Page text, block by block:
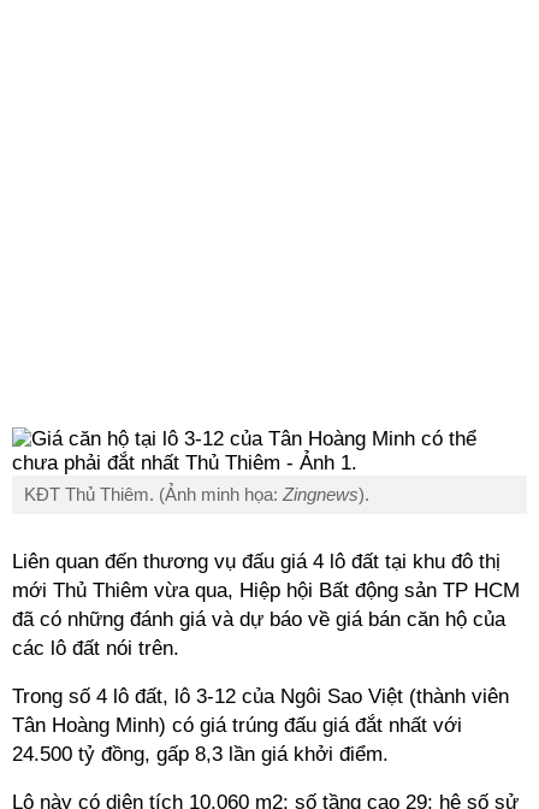
KĐT Thủ Thiêm. (Ảnh minh họa: Zingnews).
Liên quan đến thương vụ đấu giá 4 lô đất tại khu đô thị
mới Thủ Thiêm vừa qua, Hiệp hội Bất động sản TP HCM
đã có những đánh giá và dự báo về giá bán căn hộ của
các lô đất nói trên.
Trong số 4 lô đất, lô 3-12 của Ngôi Sao Việt (thành viên
Tân Hoàng Minh) có giá trúng đấu giá đắt nhất với
24.500 tỷ đồng, gấp 8,3 lần giá khởi điểm.
Lô này có diện tích 10.060 m2; số tầng cao 29; hệ số sử